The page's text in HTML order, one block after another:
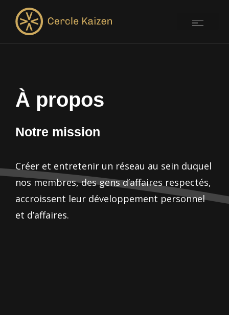
À propos
Notre mission
Créer et entretenir un réseau au sein duquel
nos membres, des gens d’affaires respectés,
accroissent leur développement personnel
et d’affaires.